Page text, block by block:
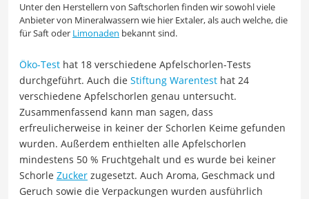
Unter den Herstellern von Saftschorlen finden wir sowohl viele
Anbieter von Mineralwassern wie hier Extaler, als auch welche, die
für Saft oder Limonaden bekannt sind.
Öko-Test hat 18 verschiedene Apfelschorlen-Tests
durchgeführt. Auch die Stiftung Warentest hat 24
verschiedene Apfelschorlen genau untersucht.
Zusammenfassend kann man sagen, dass
erfreulicherweise in keiner der Schorlen Keime gefunden
wurden. Außerdem enthielten alle Apfelschorlen
mindestens 50 % Fruchtgehalt und es wurde bei keiner
Schorle Zucker zugesetzt. Auch Aroma, Geschmack und
Geruch sowie die Verpackungen wurden ausführlich